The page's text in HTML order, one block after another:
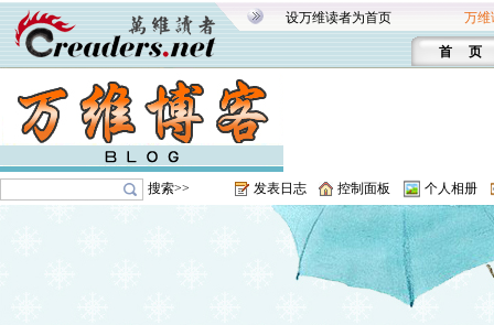
设万维读者为首页 万维
首 页
搜索>> 发表日志 控制面板 个人相册